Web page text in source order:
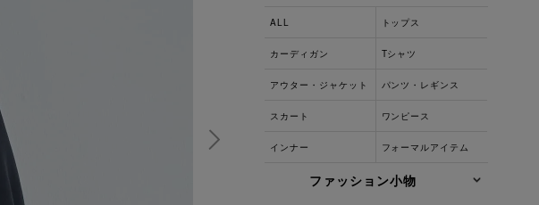
ALL トップス
カーディガン Tシャツ
アウター・ジャケット パンツ・レギンス
スカート ワンピース
インナー フォーマルアイテム
ファッション小物